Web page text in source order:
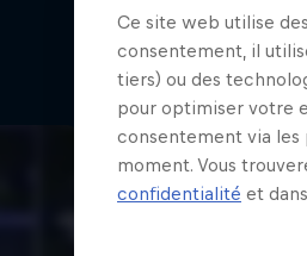
Ce site web utilise
consentement, il
tiers) ou des
pour optimiser votre
consentement via les
moment. Vous
confidentialité et